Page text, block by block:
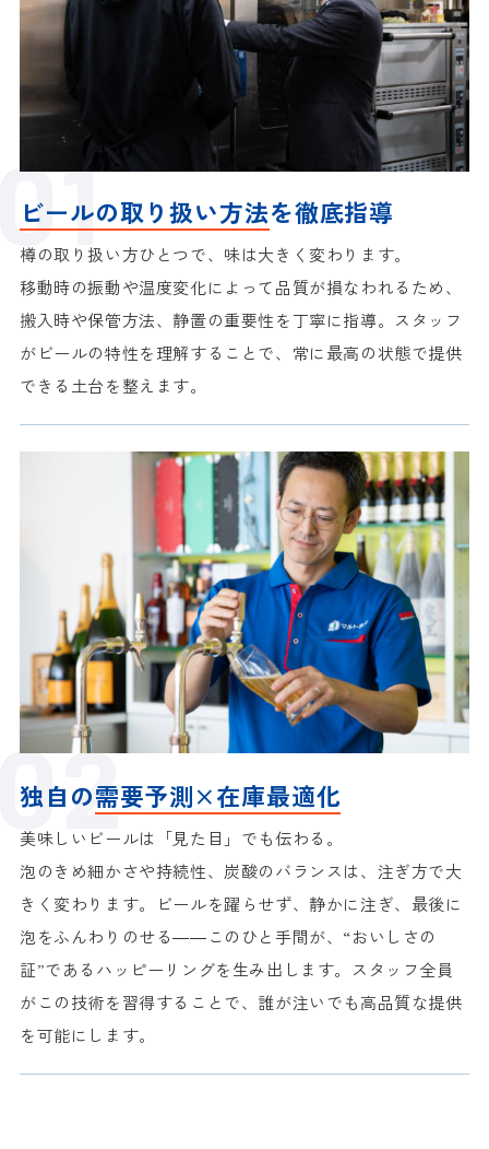
ビールの取り扱い方法を徹底指導
樽の取り扱い方ひとつで、味は大きく変わります。
移動時の振動や温度変化によって品質が損なわれるため、
搬入時や保管方法、静置の重要性を丁寧に指導。スタッフ
がビールの特性を理解することで、常に最高の状態で提供
できる土台を整えます。
独自の需要予測×在庫最適化
美味しいビールは「見た目」でも伝わる。
泡のきめ細かさや持続性、炭酸のバランスは、注ぎ方で大
きく変わります。ビールを躍らせず、静かに注ぎ、最後に
泡をふんわりのせる――このひと手間が、“おいしさの
証”であるハッピーリングを生み出します。スタッフ全員
がこの技術を習得することで、誰が注いでも高品質な提供
を可能にします。